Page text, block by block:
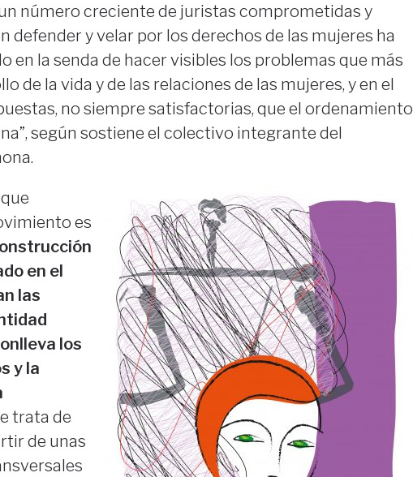
número creciente de juristas comprometidas y
defender y velar por los derechos de las mujeres ha
en la senda de hacer visibles los problemas que más
de la vida y de las relaciones de las mujeres, y en el
no siempre satisfactorias, que el ordenamiento
según sostiene el colectivo integrante del
es
en el
las
los
y la
trata de
de unas